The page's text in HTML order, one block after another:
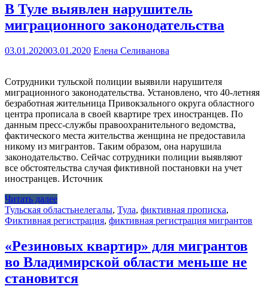
В Туле выявлен нарушитель
миграционного законодательства
03.01.202003.01.2020 Елена Селиванова
Сотрудники тульской полиции выявили нарушителя
миграционного законодательства. Установлено, что 40-летняя
безработная жительница Привокзального округа областного
центра прописала в своей квартире трех иностранцев. По
данным пресс-службы правоохранительного ведомства,
фактического места жительства женщина не предоставила
никому из мигрантов. Таким образом, она нарушила
законодательство. Сейчас сотрудники полиции выявляют
все обстоятельства случая фиктивной постановки на учет
иностранцев. Источник
Читать далее
Тульская областьнелегалы, Тула, фиктивная прописка,
Фиктивная регистрация, фиктивная регистрация мигрантов
«Резиновых квартир» для мигрантов
во Владимирской области меньше не
становится